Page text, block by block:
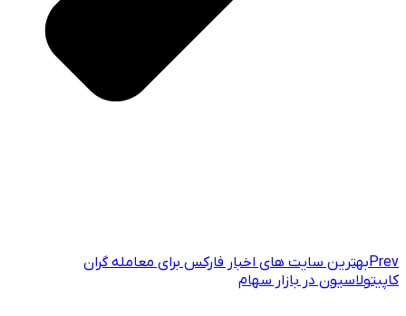
Prevبهترین سایت های اخبار فارکس برای معامله گران
کاپیتولاسیون در بازار سهام